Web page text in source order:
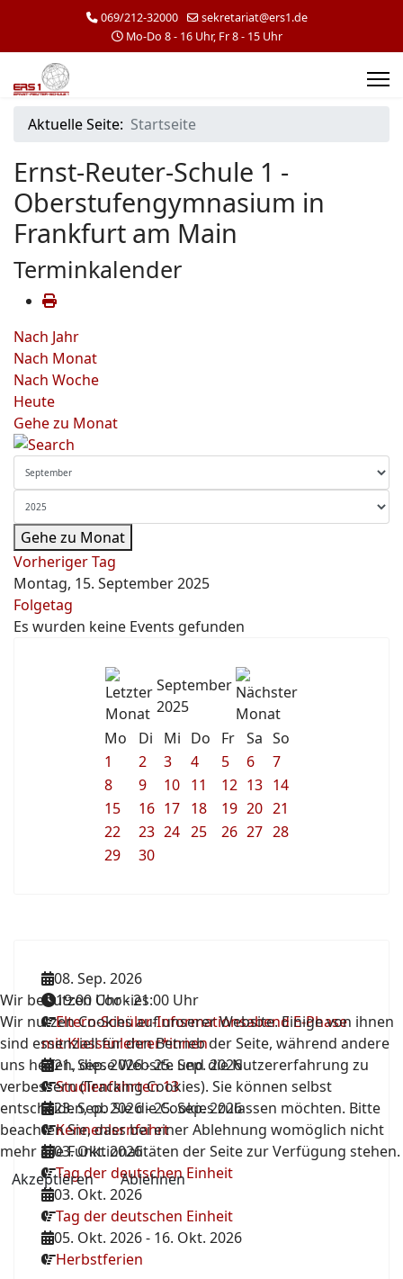
069/212-32000
sekretariat@ers1.de
Mo-Do 8 - 16 Uhr, Fr 8 - 15 Uhr
Aktuelle Seite: Startseite
Ernst-Reuter-Schule 1 -
Oberstufengymnasium in
Frankfurt am Main
Terminkalender
Nach Jahr
Nach Monat
Nach Woche
Heute
Gehe zu Monat
Gehe zu Monat
Vorheriger Tag
Montag, 15. September 2025
Folgetag
Es wurden keine Events gefunden
September
2025
Mo
Di Mi Do Fr Sa So
1
2 3 4 5 6
7
8
9 10 11 12 13 14
15
16 17 18 19 20 21
22
23 24 25 26 27 28
29
30
08. Sep. 2026
19:00 Uhr-21:00 Uhr
Eltern-Schüler-Informationsabend E-Phase
mit Klassenlehrer*innen
21. Sep. 2026-25. Sep. 2026
Studienfahrten 13
23. Sep. 2026-25. Sep. 2026
Kennenlernfahrt
03. Okt. 2026
Tag der deutschen Einheit
03. Okt. 2026
Tag der deutschen Einheit
05. Okt. 2026- 16. Okt. 2026
Herbstferien
Wir benutzen Cookies
Wir nutzen Cookies auf unserer Website. Einige von ihnen
sind essenziell für den Betrieb der Seite, während andere
uns helfen, diese Website und die Nutzererfahrung zu
verbessern (Tracking Cookies). Sie können selbst
entscheiden, ob Sie die Cookies zulassen möchten. Bitte
beachten Sie, dass bei einer Ablehnung womöglich nicht
mehr alle Funktionalitäten der Seite zur Verfügung stehen.
Akzeptieren
Ablehnen